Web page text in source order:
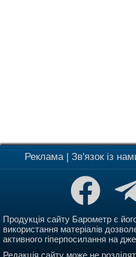
Реклама | Зв'язок із
Продукція сайту Барометр є
використання матеріалів
активного гіперпосилання на
Редакція сайту може не